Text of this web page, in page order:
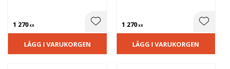
till i favoriter
lösning för fast montage.
1 270 KR Lägg till i favoriter
LÄGG I VARUKORGEN
1 270KR Lägg
LÄGG I VARUKORGEN